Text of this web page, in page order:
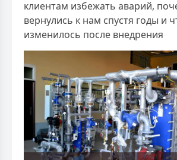
клиентам избежать аварий,
вернулись к нам спустя годы и
изменилось после внедрения